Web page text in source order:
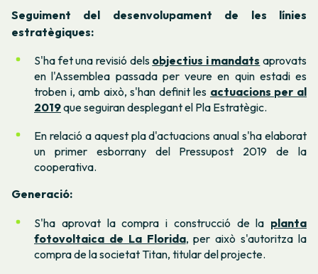
Seguiment del desenvolupament de les línies
estratègiques:
S'ha fet una revisió dels objectius i mandats aprovats
en l'Assemblea passada per veure en quin estadi es
troben i, amb això, s'han definit les actuacions per al
2019que seguiran desplegant el Pla Estratègic.
En relació a aquest pla d'actuacions anual s'ha elaborat
un primer esborrany del Pressupost 2019 de la
cooperativa.
Generació:
S'ha aprovat la compra i construcció de la planta
fotovoltaica de La Florida, per això s'autoritza la
compra de la societat Titan, titular del projecte.